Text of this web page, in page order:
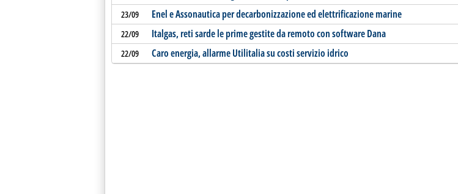
23/09 Enel e Assonautica per decarbonizzazione ed elettrificazione marine
22/09 Italgas, reti sarde le prime gestite da remoto con software Dana
22/09 Caro energia, allarme Utilitalia su costi servizio idrico